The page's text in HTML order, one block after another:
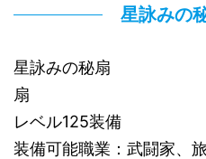
星詠みの
星詠みの秘扇
扇
レベル125装備
装備可能職業：武闘家、